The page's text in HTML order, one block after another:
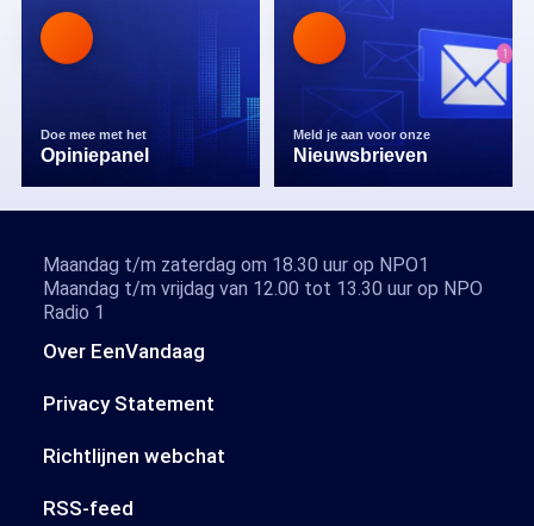
Doe mee met het
Opiniepanel
Meld je aan voor onze
Nieuwsbrieven
Over EenVandaag
Privacy Statement
Richtlijnen webchat
RSS-feed
Maandag t/m zaterdag om 18.30 uur op NPO1
Maandag t/m vrijdag van 12.00 tot 13.30 uur op NPO
Radio 1